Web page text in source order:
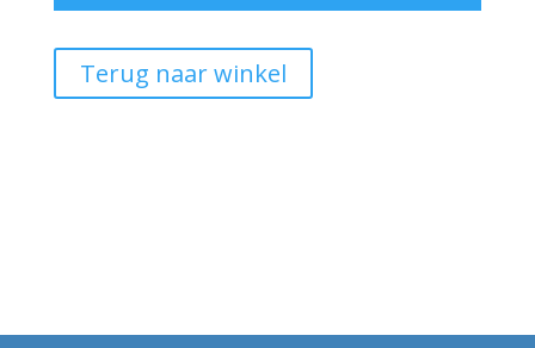
Terug naar winkel